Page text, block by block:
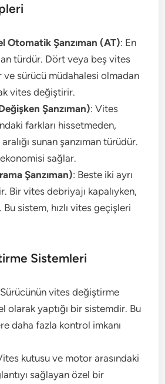
Otomatik Şanzıman (AT): En
türdür. Dört veya beş vites
ve sürücü müdahalesi olmadan
vites değiştirir.
Şanzıman): Vites
farkları hissetmeden,
sunan şanzıman türüdür.
sağlar.
Şanzıman): Beste iki ayrı
Bir vites debriyajı kapalıyken,
Bu sistem, hızlı vites geçişleri
Sistemleri
vites değiştirme
olarak yaptığı bir sistemdir. Bu
daha fazla kontrol imkanı
kutusu ve motor arasındaki
sağlayan özel bir